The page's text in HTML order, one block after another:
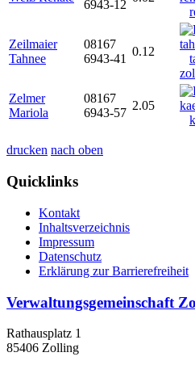
6943-12
Zeilmaier
Tahnee
08167
6943-41
0.12
Zelmer
Mariola
08167
6943-57
2.05
drucken nach oben
Quicklinks
Kontakt
Inhaltsverzeichnis
Impressum
Datenschutz
Erklärung zur Barrierefreiheit
Verwaltungsgemeinschaft
Rathausplatz 1
85406 Zolling